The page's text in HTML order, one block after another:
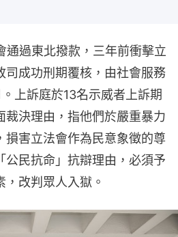
通過東北撥款，三年前衝擊立
司成功刑期覆核，由社會服務
上訴庭於13名示威者上訴期
裁決理由，指他們於嚴重暴力
損害立法會作為民意象徵的尊
公民抗命」抗辯理由，必須予
改判眾人入獄。